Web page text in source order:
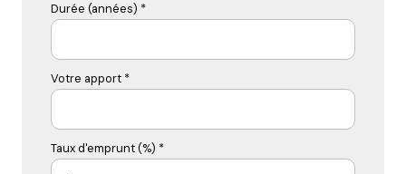
Durée (années) *
Votre apport *
Taux d'emprunt (%) *